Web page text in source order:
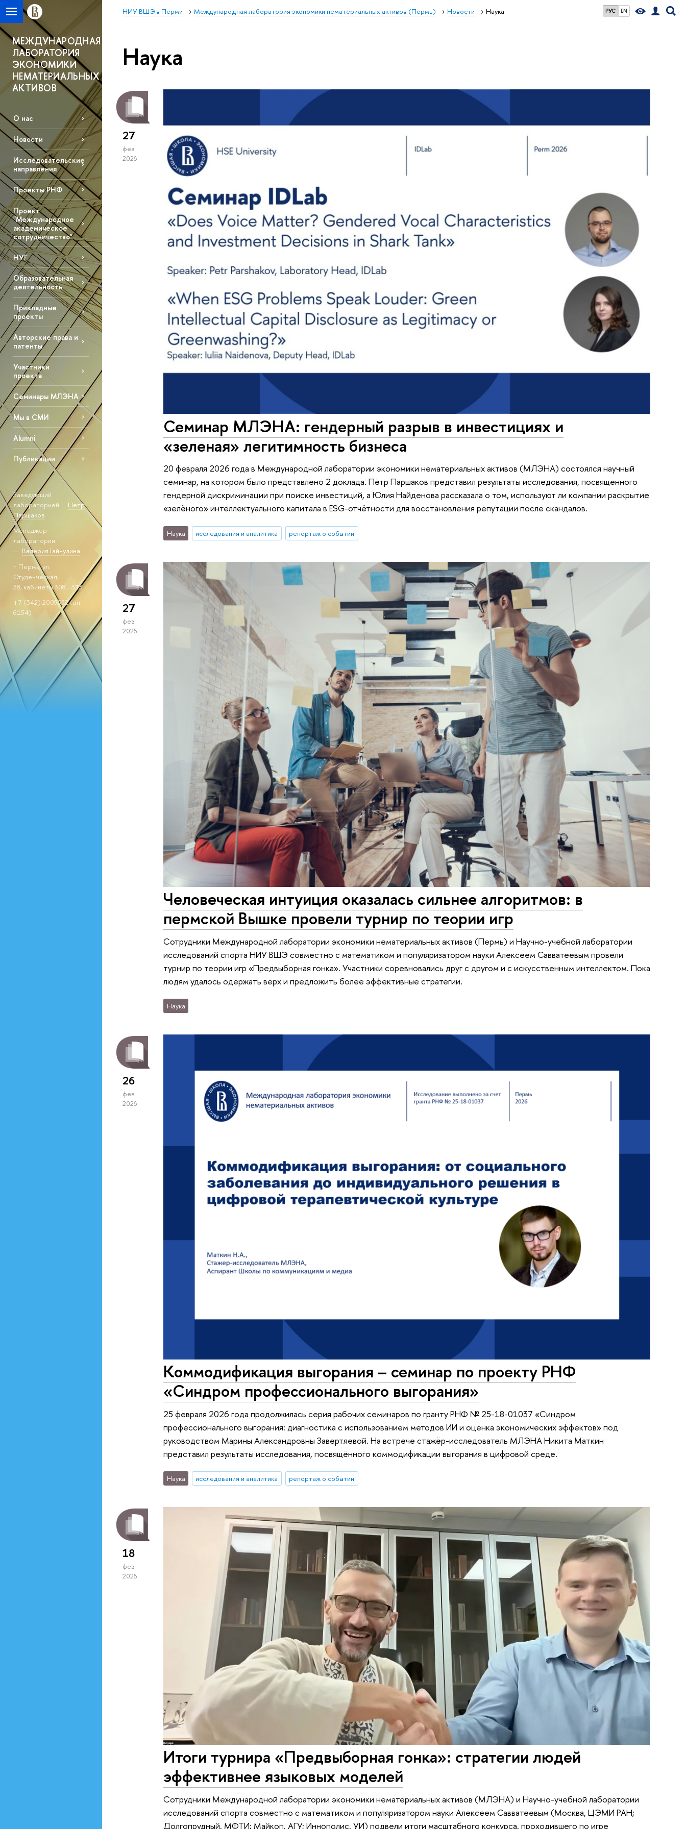
РУС EN
НИУ ВШЭ в Перми Международная лаборатория экономики нематериальных активов (Пермь) Новости Наука
МЕЖДУНАРОДНАЯ
ЛАБОРАТОРИЯ
ЭКОНОМИКИ
НЕМАТЕРИАЛЬНЫХ
АКТИВОВ
О нас
Новости
Исследовательские
направления
Проекты РНФ
Проект
"Международное
академическое
сотрудничество"
НУГ
Образовательная
деятельность
Прикладные
проекты
Авторские права и
патенты
Участники
проекта
Семинары МЛЭНА
Мы в СМИ
Alumni
Публикации
Заведующий
лабораторией — Петр
Паршаков
Менеджер
лаборатории
— Валерия Гайнулина
г. Пермь, ул.
Студенческая,
38, кабинеты 308 - 313
+7 (342) 2009552 (вн.
6154)
Наука
27
фев
2026
Семинар МЛЭНА: гендерный разрыв в инвестициях и
«зеленая» легитимность бизнеса
20 февраля 2026 года в Международной лаборатории экономики нематериальных активов (МЛЭНА) состоялся научный
семинар, на котором было представлено 2 доклада. Пётр Паршаков представил результаты исследования, посвященного
гендерной дискриминации при поиске инвестиций, а Юлия Найденова рассказала о том, используют ли компании раскрытие
«зелёного» интеллектуального капитала в ESG-отчётности для восстановления репутации после скандалов.
Наука исследования и аналитика репортаж о событии
27
фев
2026
Человеческая интуиция оказалась сильнее алгоритмов: в
пермской Вышке провели турнир по теории игр
Сотрудники Международной лаборатории экономики нематериальных активов (Пермь) и Научно-учебной лаборатории
исследований спорта НИУ ВШЭ совместно с математиком и популяризатором науки Алексеем Савватеевым провели
турнир по теории игр «Предвыборная гонка». Участники соревновались друг с другом и с искусственным интеллектом. Пока
людям удалось одержать верх и предложить более эффективные стратегии.
Наука
26
фев
2026
Коммодификация выгорания – семинар по проекту РНФ
«Синдром профессионального выгорания»
25 февраля 2026 года продолжилась серия рабочих семинаров по гранту РНФ № 25-18-01037 «Синдром
профессионального выгорания: диагностика с использованием методов ИИ и оценка экономических эффектов» под
руководством Марины Александровны Завертяевой. На встрече стажёр-исследователь МЛЭНА Никита Маткин
представил результаты исследования, посвящённого коммодификации выгорания в цифровой среде.
Наука исследования и аналитика репортаж о событии
18
фев
2026
Итоги турнира «Предвыборная гонка»: стратегии людей
эффективнее языковых моделей
Сотрудники Международной лаборатории экономики нематериальных активов (МЛЭНА) и Научно-учебной лаборатории
исследований спорта совместно с математиком и популяризатором науки Алексеем Савватеевым (Москва, ЦЭМИ РАН;
Долгопрудный, МФТИ; Майкоп, АГУ; Иннополис, УИ) подвели итоги масштабного конкурса, проходившего по игре